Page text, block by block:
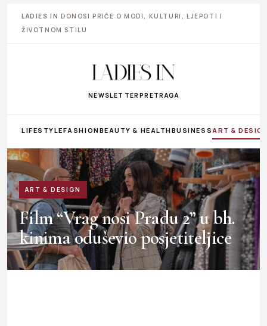
LADIES IN DONOSI PRIČE O MODI, KULTURI, LJEPOTI I
ŽIVOTNOM STILU
NEWSLETTER PRETRAGA
LIFESTYLEFASHIONBEAUTY & HEALTHBUSINESS ART &
ART & DESIGN
Film “Vrag nosi Pradu 2” u bh.
kinima oduševio posjetiteljice